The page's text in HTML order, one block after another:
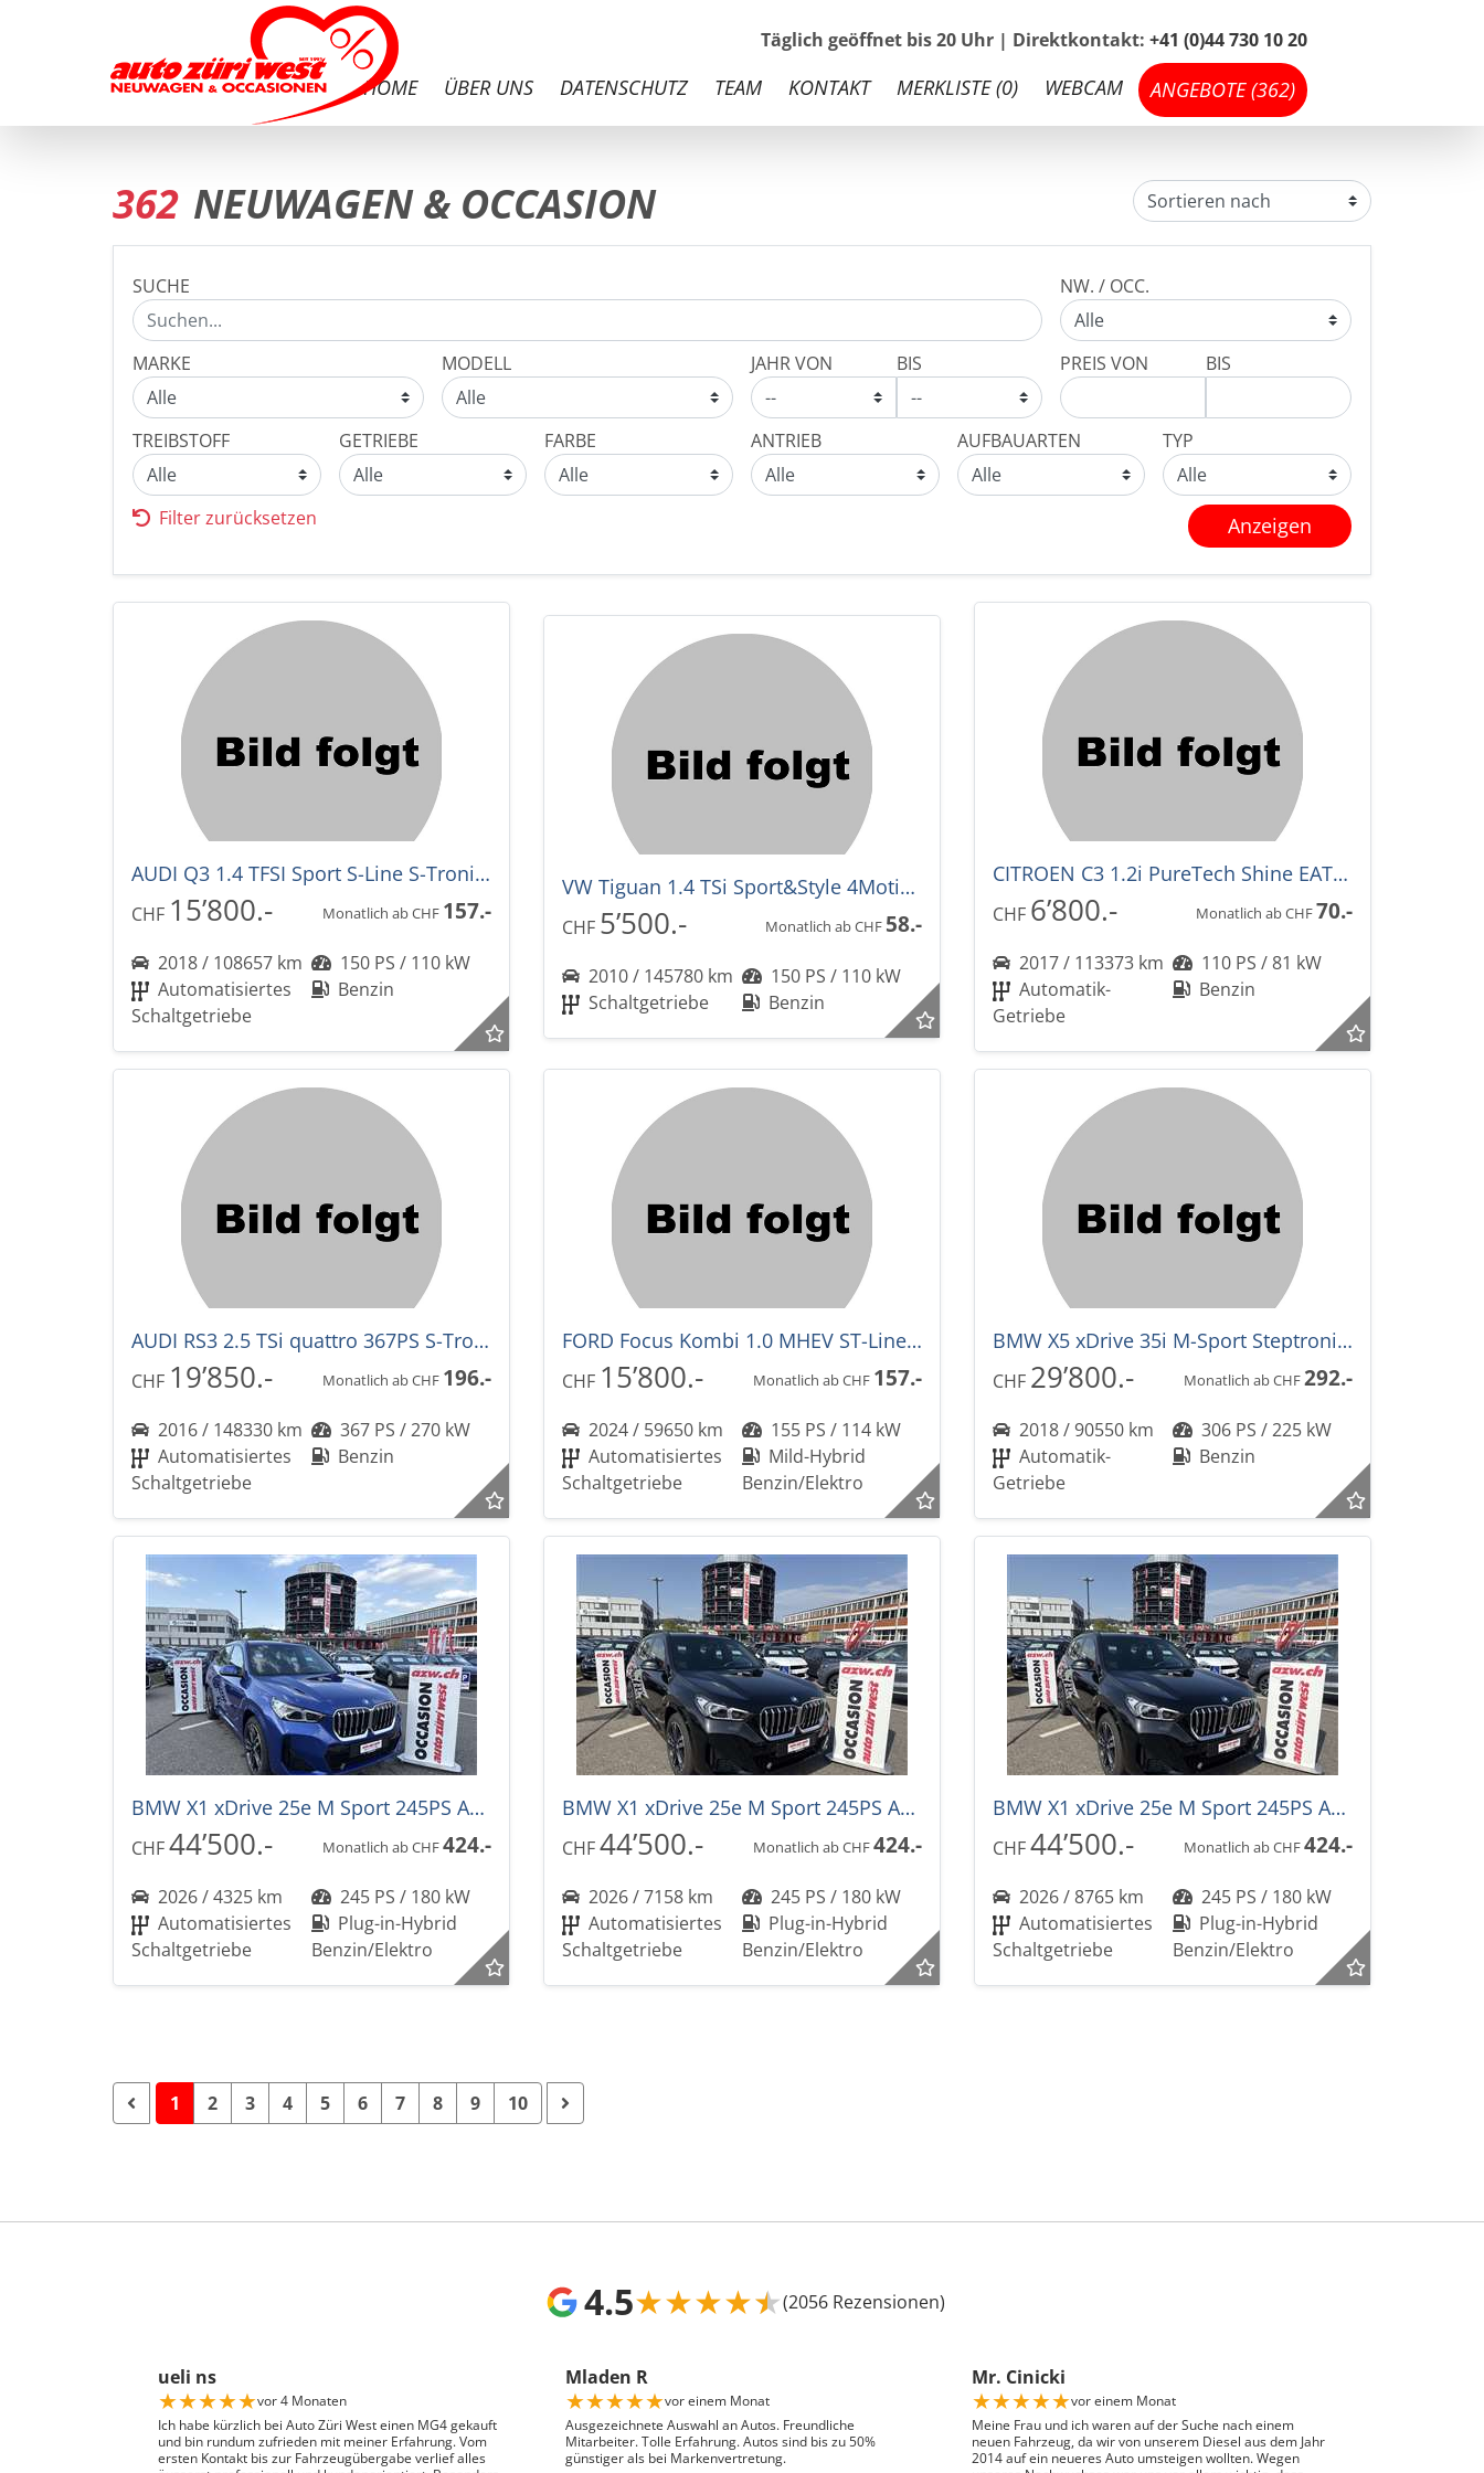
Täglich geöffnet bis 20 Uhr | Direktkontakt: +41 (0)44 730 10 20
HOME ÜBER UNS DATENSCHUTZ TEAM KONTAKT MERKLISTE (0) WEBCAM ANGEBOTE (362)
362 NEUWAGEN & OCCASION
SUCHE NW. / OCC.
MARKE MODELL JAHR VON BIS PREIS VON BIS
TREIBSTOFF GETRIEBE FARBE ANTRIEB AUFBAUARTEN TYP
Filter zurücksetzen Anzeigen
AUDI Q3 1.4 TFSI Sport S-Line S-Tronic-Automat
CHF 15’800.- Monatlich ab CHF 157.-
2018 / 108657 km
150 PS / 110 kW
Automatisiertes
Schaltgetriebe
Benzin
VW Tiguan 1.4 TSi Sport&Style 4Motion
CHF 5’500.- Monatlich ab CHF 58.-
2010 / 145780 km
150 PS / 110 kW
Schaltgetriebe
Benzin
CITROEN C3 1.2i PureTech Shine EAT-Automat
CHF 6’800.- Monatlich ab CHF70.-
2017 / 113373 km
110 PS / 81 kW
Automatik-
Getriebe
Benzin
AUDI RS3 2.5 TSi quattro 367PS S-Tronic Automat
CHF 19’850.- Monatlich ab CHF 196.-
2016 / 148330 km
367 PS / 270 kW
Automatisiertes
Schaltgetriebe
Benzin
FORD Focus Kombi 1.0 MHEV ST-Line Automat
CHF 15’800.- Monatlich ab CHF 157.-
2024 / 59650 km
155 PS / 114 kW
Automatisiertes
Schaltgetriebe
Mild-Hybrid
Benzin/Elektro
BMW X5 xDrive 35i M-Sport Steptronic-Automat
CHF 29’800.- Monatlich ab CHF292.-
2018 / 90550 km
306 PS / 225 kW
Automatik-
Getriebe
Benzin
BMW X1 xDrive 25e M Sport 245PS Automat
CHF44’500.- Monatlich ab CHF424.-
2026 / 4325 km
245 PS / 180 kW
Automatisiertes
Schaltgetriebe
Plug-in-Hybrid
Benzin/Elektro
BMW X1 xDrive 25e M Sport 245PS Automat
CHF44’500.- Monatlich ab CHF424.-
2026 / 7158 km
245 PS / 180 kW
Automatisiertes
Schaltgetriebe
Plug-in-Hybrid
Benzin/Elektro
BMW X1 xDrive 25e M Sport 245PS Automat
CHF44’500.- Monatlich ab CHF424.-
2026 / 8765 km
245 PS / 180 kW
Automatisiertes
Schaltgetriebe
Plug-in-Hybrid
Benzin/Elektro
1 2 3 4 5 6 7 8 9 10
4.5★★★★★(2056 Rezensionen)
ueli ns
★★★★★vor 4 Monaten
Ich habe kürzlich bei Auto Züri West einen MG4 gekauft
und bin rundum zufrieden mit meiner Erfahrung. Vom
ersten Kontakt bis zur Fahrzeugübergabe verlief alles
Mladen R
★★★★★vor einem Monat
Ausgezeichnete Auswahl an Autos. Freundliche
Mitarbeiter. Tolle Erfahrung. Autos sind bis zu 50%
günstiger als bei Markenvertretung.
Mr. Cinicki
★★★★★vor einem Monat
Meine Frau und ich waren auf der Suche nach einem
neuen Fahrzeug, da wir von unserem Diesel aus dem Jahr
2014 auf ein neueres Auto umsteigen wollten. Wegen